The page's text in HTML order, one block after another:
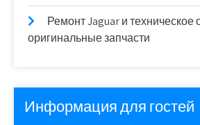
Ремонт Jaguar и техническое
оригинальные запчасти
Информация для гостей